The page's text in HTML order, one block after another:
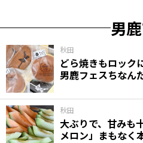
男
秋田
どら焼きもロック
男鹿フェスちなん
秋田
大ぶりで、甘み
メロン」まもなく